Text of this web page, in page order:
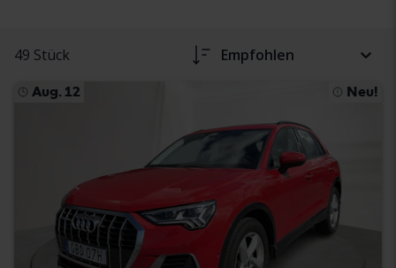
49 Stück Empfohlen
Aug. 12 Neu!